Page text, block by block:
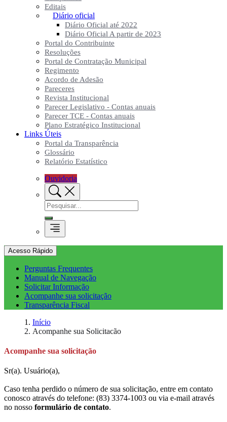
Editais
Diário oficial
Diário Oficial até 2022
Diário Oficial A partir de 2023
Portal do Contribuinte
Resoluções
Portal de Contratação Municipal
Regimento
Acordo de Adesão
Pareceres
Revista Institucional
Parecer Legislativo - Contas anuais
Parecer TCE - Contas anuais
Plano Estratégico Institucional
Links Úteis
Portal da Transparência
Glossário
Relatório Estatístico
Ouvidoria
Acesso Rápido
Perguntas Frequentes
Manual de Navegação
Solicitar Informação
Acompanhe sua solicitação
Transparência Fiscal
Início
Acompanhe sua Solicitacão
Acompanhe sua solicitação
Sr(a). Usuário(a),
Caso tenha perdido o número de sua solicitação, entre em contato
conosco através do telefone: (83) 3374-1003 ou via e-mail através
no nosso formulário de contato.